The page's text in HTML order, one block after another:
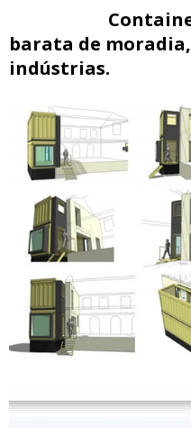
Container
barata de
indústrias.